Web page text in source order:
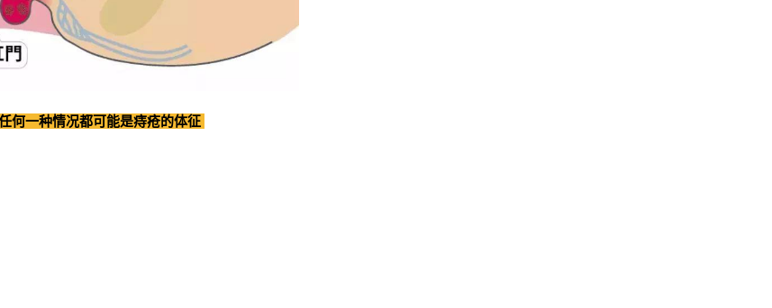
何一种情况都可能是痔疮的体征